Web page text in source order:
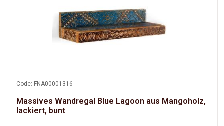
Code: FNA00001316
Massives Wandregal Blue Lagoon aus Mangoholz,
lackiert, bunt